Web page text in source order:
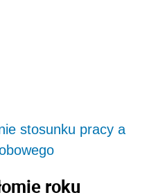
stosunku pracy a
roku